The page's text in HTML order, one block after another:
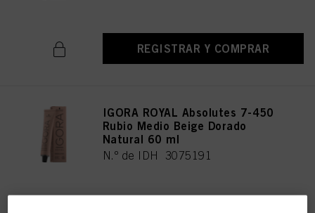
REGISTRAR Y COMPRAR
IGORA ROYAL Absolutes 7-450
Rubio Medio Beige Dorado
Natural 60 ml
N.º de IDH 3075191